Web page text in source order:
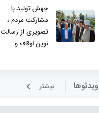
جهش تولید با
مشارکت مردم ،
تصویری از رسالت
نوین اوقاف و...
ویدئوها بيشتر